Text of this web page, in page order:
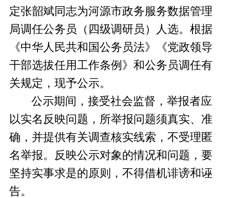
定张韶斌同志为河源市政务服务数据管理
局调任公务员（四级调研员）人选。根据
《中华人民共和国公务员法》《党政领导
干部选拔任用工作条例》和公务员调任有
关规定，现予公示。
公示期间，接受社会监督，举报者应
以实名反映问题，所举报问题须真实、准
确，并提供有关调查核实线索，不受理匿
名举报。反映公示对象的情况和问题，要
坚持实事求是的原则，不得借机诽谤和诬
告。